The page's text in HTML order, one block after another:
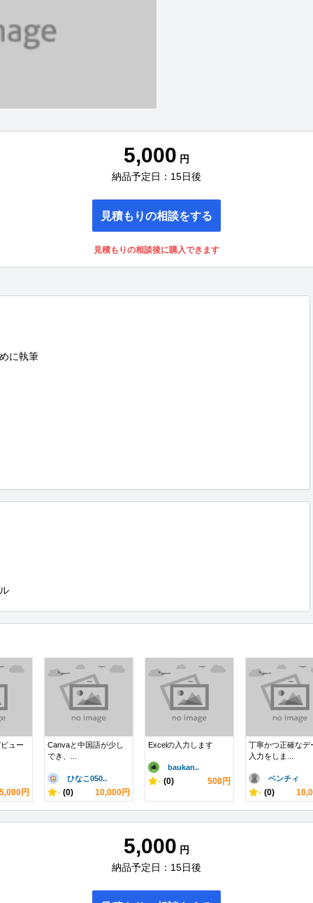
5,000 円
納品予定日：15日後
見積もりの相談をする
見積もりの相談後に購入できます
に執筆
ュー
5,000円
Canvaと中国語が少し
でき、...
ひなこ050..
- (0) 10,000円
Excelの入力します
baukan..
- (0) 500円
丁寧かつ正確なデ
入力をしま...
ベンチィ
- (0)
5,000 円
納品予定日：15日後